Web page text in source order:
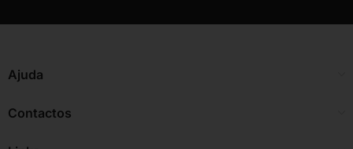
Ajuda
Contactos